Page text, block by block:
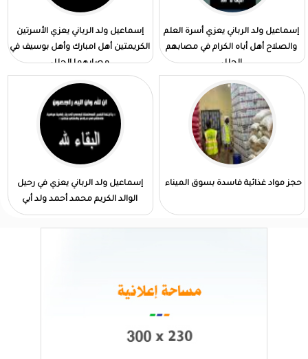
إسماعيل ولد الرباني يعزي أسرة العلم
والصلاح أهل أباه الكرام في مصابهم
الجلل
إسماعيل ولد الرباني يعزي الأسرتين
الكريمتين أهل امبارك وأهل بوسيف في
مصابهما الجلل
حجز مواد غذائية فاسدة بسوق الميناء
إسماعيل ولد الرباني يعزي في رحيل
الوالد الكريم محمد أحمد ولد أبي